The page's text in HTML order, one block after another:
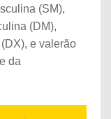
(SM),
(DM),
e valerão
da